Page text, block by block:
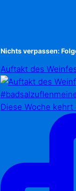
Nichts verpassen:
Auftakt des
Diese Woche